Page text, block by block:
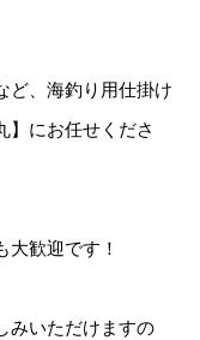
ど、海釣り用仕掛け
】にお任せくださ
大歓迎です！
みいただけますの